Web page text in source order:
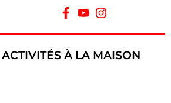
ACTIVITÉS À LA MAISON